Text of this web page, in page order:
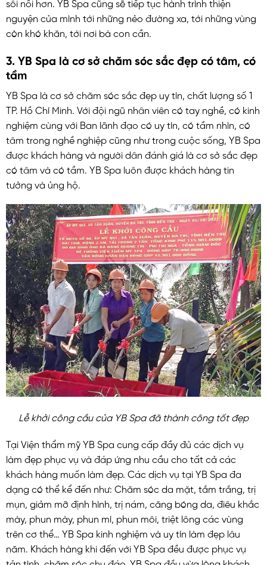
sôi nổi hơn. YB Spa cũng sẽ tiếp tục hành trình thiện
nguyện của mình tới những nẻo đường xa, tới những vùng
còn khó khăn, tới nơi bà con cần.
3. YB Spa là cơ sở chăm sóc sắc đẹp có tâm, có
tầm
YB Spa là cơ sở chăm sóc sắc đẹp uy tín, chất lượng số 1
TP. Hồ Chí Minh. Với đội ngũ nhân viên có tay nghề, có kinh
nghiệm cùng với Ban lãnh đạo có uy tín, có tầm nhìn, có
tâm trong nghề nghiệp cũng như trong cuộc sống, YB Spa
được khách hàng và người dân đánh giá là cơ sở sắc đẹp
có tâm và có tầm. YB Spa luôn được khách hàng tin
tưởng và ủng hộ.
Lễ khởi công cầu của YB Spa đã thành công tốt đẹp
Tại Viện thẩm mỹ YB Spa cung cấp đầy đủ các dịch vụ
làm đẹp phục vụ và đáp ứng nhu cầu cho tất cả các
khách hàng muốn làm đẹp. Các dịch vụ tại YB Spa đa
dạng có thể kể đến như: Chăm sóc da mặt, tắm trắng, trị
mụn, giảm mỡ định hình, trị nám, căng bóng da, điêu khắc
mày, phun mày, phun mí, phun môi, triệt lông các vùng
trên cơ thể… YB Spa kinh nghiệm và uy tín làm đẹp lâu
năm. Khách hàng khi đến với YB Spa đều được phục vụ
tận tình, chăm sóc chu đáo. YB Spa đều vừa lòng khách